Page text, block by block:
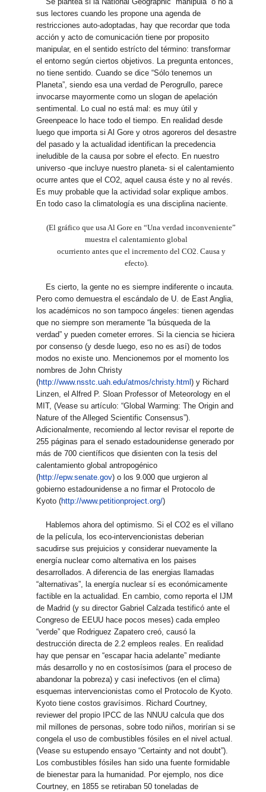
sus lectores cuando les propone una agenda de
restricciones auto-adoptadas, hay que recordar que toda
acción y acto de comunicación tiene por proposito
manipular, en el sentido estrícto del término: transformar
el entorno según ciertos objetivos. La pregunta entonces,
no tiene sentido. Cuando se dice “Sólo tenemos un
Planeta”, siendo esa una verdad de Perogrullo, parece
invocarse mayormente como un slogan de apelación
sentimental. Lo cual no está mal: es muy útil y
Greenpeace lo hace todo el tiempo. En realidad desde
luego que importa si Al Gore y otros agoreros del desastre
del pasado y la actualidad identifican la precedencia
ineludible de la causa por sobre el efecto. En nuestro
universo -que incluye nuestro planeta- si el calentamiento
ocurre antes que el CO2, aquel causa éste y no al revés.
Es muy probable que la actividad solar explique ambos.
En todo caso la climatología es una disciplina naciente.
(El gráfico que usa Al Gore en “Una verdad inconveniente”
muestra el calentamiento global
ocurriento antes que el incremento del CO2. Causa y
efecto).
Es cierto, la gente no es siempre indiferente o incauta.
Pero como demuestra el escándalo de U. de East Anglia,
los académicos no son tampoco ángeles: tienen agendas
que no siempre son meramente “la búsqueda de la
verdad” y pueden cometer errores. Si la ciencia se hiciera
por consenso (y desde luego, eso no es así) de todos
modos no existe uno. Mencionemos por el momento los
nombres de John Christy
(http://www.nsstc.uah.edu/atmos/christy.html) y Richard
Linzen, el Alfred P. Sloan Professor of Meteorology en el
MIT, (Vease su artículo: “Global Warming: The Origin and
Nature of the Alleged Scientific Consensus”).
Adicionalmente, recomiendo al lector revisar el reporte de
255 páginas para el senado estadounidense generado por
más de 700 científicos que disienten con la tesis del
calentamiento global antropogénico
(http://epw.senate.gov) o los 9.000 que urgieron al
gobierno estadounidense a no firmar el Protocolo de
Kyoto (http://www.petitionproject.org/)
Hablemos ahora del optimismo. Si el CO2 es el villano
de la película, los eco-intervencionistas deberian
sacudirse sus prejuicios y considerar nuevamente la
energía nuclear como alternativa en los paises
desarrollados. A diferencia de las energias llamadas
“alternativas”, la energía nuclear sí es económicamente
factible en la actualidad. En cambio, como reporta el IJM
de Madrid (y su director Gabriel Calzada testificó ante el
Congreso de EEUU hace pocos meses) cada empleo
“verde” que Rodriguez Zapatero creó, causó la
destrucción directa de 2.2 empleos reales. En realidad
hay que pensar en “escapar hacia adelante” mediante
más desarrollo y no en costosísimos (para el proceso de
abandonar la pobreza) y casi inefectivos (en el clima)
esquemas intervencionistas como el Protocolo de Kyoto.
Kyoto tiene costos gravísimos. Richard Courtney,
reviewer del propio IPCC de las NNUU calcula que dos
mil millones de personas, sobre todo niños, morirían si se
congela el uso de combustibles fósiles en el nivel actual.
(Vease su estupendo ensayo “Certainty and not doubt”).
Los combustibles fósiles han sido una fuente formidable
de bienestar para la humanidad. Por ejemplo, nos dice
Courtney, en 1855 se retiraban 50 toneladas de